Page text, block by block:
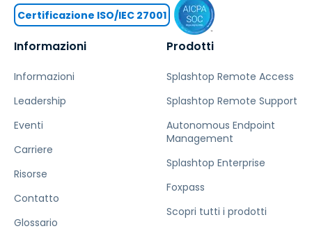
Informazioni
Informazioni
Leadership
Eventi
Carriere
Risorse
Contatto
Glossario
Prodotti
Splashtop Remote Access
Splashtop Remote Support
Autonomous Endpoint
Management
Splashtop Enterprise
Foxpass
Scopri tutti i prodotti
Certificazione ISO/IEC 27001